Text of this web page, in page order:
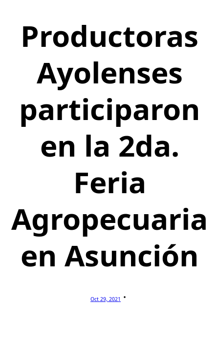
Productoras
Ayolenses
participaron
en la 2da.
Feria
Agropecuaria
en Asunción
Oct 29, 2021